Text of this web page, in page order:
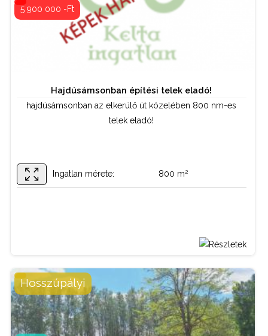
5 900 000 -Ft
Hajdúsámsonban építési telek eladó!
hajdúsámsonban az elkerülő út közelében 800 nm-es
telek eladó!
Ingatlan mérete: 800 m2
06 70 884 49 44
Hosszúpályi Tipus:
Telek / termőföld
Kapcsolattartó: